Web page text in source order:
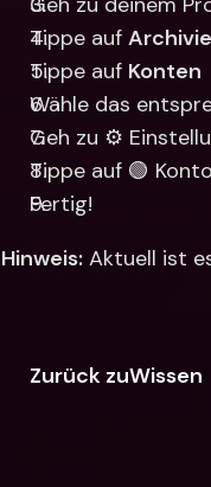
Tippe auf
Tippe auf Konten
Wähle das
Geh zu ⚙️
Tippe auf 🟢
Fertig!
Hinweis: Aktuell ist
Zurück zuWissen